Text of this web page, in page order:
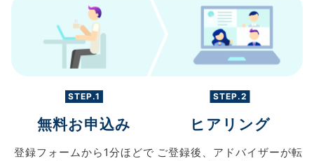
STEP.1
無料お申込み
登録フォームから 1分ほどで
STEP.2
ヒアリング
ご登録後、 アドバイザーが転